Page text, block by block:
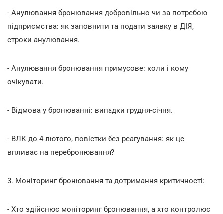
- Анулювання бронювання добровільно чи за потребою
підприємства: як заповнити та подати заявку в ДІЯ,
строки анулювання.
- Анулювання бронювання примусове: коли і кому
очікувати.
- Відмова у бронюванні: випадки грудня-січня.
- ВЛК до 4 лютого, повістки без реагування: як це
впливає на перебронювання?
3. Моніторинг бронювання та дотримання критичності:
- Хто здійснює моніторинг бронювання, а хто контролює